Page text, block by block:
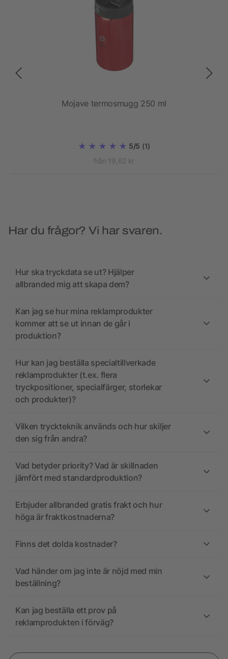
Mojave termosmugg 250 ml
5/5 (1)
från 19,62 kr
Har du frågor? Vi har svaren.
Hur ska tryckdata se ut? Hjälper
allbranded mig att skapa dem?
Kan jag se hur mina reklamprodukter
kommer att se ut innan de går i
produktion?
Hur kan jag beställa specialtillverkade
reklamprodukter (t.ex. flera
tryckpositioner, specialfärger, storlekar
och produkter)?
Vilken tryckteknik används och hur skiljer
den sig från andra?
Vad betyder priority? Vad är skillnaden
jämfört med standardproduktion?
Erbjuder allbranded gratis frakt och hur
höga är fraktkostnaderna?
Finns det dolda kostnader?
Vad händer om jag inte är nöjd med min
beställning?
Kan jag beställa ett prov på
reklamprodukten i förväg?